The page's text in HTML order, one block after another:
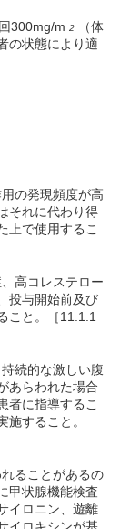
300mg/m 2
（体
の状態により適
の発現頻度が高
それに代わり得
上で使用するこ
高コレステロー
投与開始前及び
こと。［11.1.1
続的な激しい腹
あらわれた場合
者に指導するこ
施すること。
ることがあるの
甲状腺機能検査
イロニン、遊離